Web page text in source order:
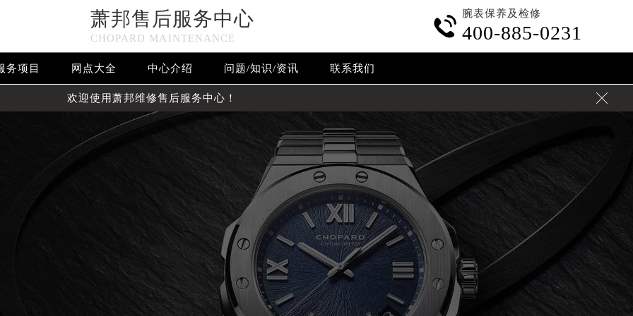
萧邦售后服务中心
CHOPARD MAINTENANCE

腕表保养及检修
400-885-0231
务项目 网点大全 中心介绍 问题/知识/资讯 联系我们
欢迎使用萧邦维修售后服务中心！ 